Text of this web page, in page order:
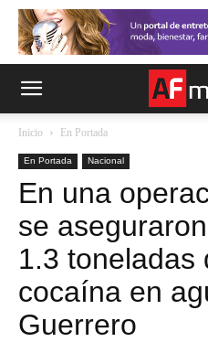
Inicio En Portada
En Portada Nacional
En una
se
1.3 toneladas
cocaína en
Guerrero